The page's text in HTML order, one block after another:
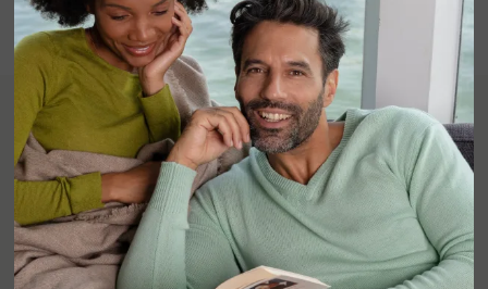
Toode
100% kašmír, 10 vrstiev.